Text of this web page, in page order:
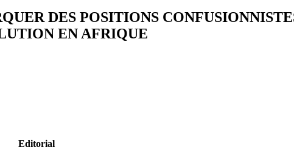
DES POSITIONS
EN AFRIQUE
Editorial